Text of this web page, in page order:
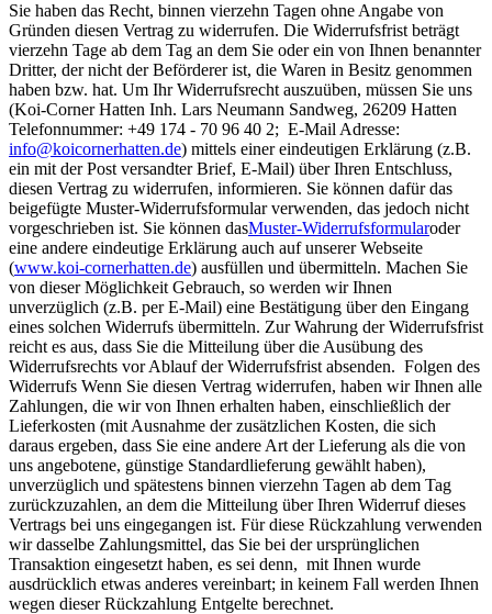
Sie haben das Recht, binnen vierzehn Tagen ohne Angabe von
Gründen diesen Vertrag zu widerrufen. Die Widerrufsfrist beträgt
vierzehn Tage ab dem Tag an dem Sie oder ein von Ihnen benannter
Dritter, der nicht der Beförderer ist, die Waren in Besitz genommen
haben bzw. hat. Um Ihr Widerrufsrecht auszuüben, müssen Sie uns
(Koi-Corner Hatten Inh. Lars Neumann Sandweg, 26209 Hatten
Telefonnummer: +49 174 - 70 96 40 2; E-Mail Adresse:
info@koicornerhatten.de) mittels einer eindeutigen Erklärung (z.B.
ein mit der Post versandter Brief, E-Mail) über Ihren Entschluss,
diesen Vertrag zu widerrufen, informieren. Sie können dafür das
beigefügte Muster-Widerrufsformular verwenden, das jedoch nicht
vorgeschrieben ist. Sie können dasMuster-Widerrufsformularoder
eine andere eindeutige Erklärung auch auf unserer Webseite
(www.koi-cornerhatten.de) ausfüllen und übermitteln. Machen Sie
von dieser Möglichkeit Gebrauch, so werden wir Ihnen
unverzüglich (z.B. per E-Mail) eine Bestätigung über den Eingang
eines solchen Widerrufs übermitteln. Zur Wahrung der Widerrufsfrist
reicht es aus, dass Sie die Mitteilung über die Ausübung des
Widerrufsrechts vor Ablauf der Widerrufsfrist absenden. Folgen des
Widerrufs Wenn Sie diesen Vertrag widerrufen, haben wir Ihnen alle
Zahlungen, die wir von Ihnen erhalten haben, einschließlich der
Lieferkosten (mit Ausnahme der zusätzlichen Kosten, die sich
daraus ergeben, dass Sie eine andere Art der Lieferung als die von
uns angebotene, günstige Standardlieferung gewählt haben),
unverzüglich und spätestens binnen vierzehn Tagen ab dem Tag
zurückzuzahlen, an dem die Mitteilung über Ihren Widerruf dieses
Vertrags bei uns eingegangen ist. Für diese Rückzahlung verwenden
wir dasselbe Zahlungsmittel, das Sie bei der ursprünglichen
Transaktion eingesetzt haben, es sei denn, mit Ihnen wurde
ausdrücklich etwas anderes vereinbart; in keinem Fall werden Ihnen
wegen dieser Rückzahlung Entgelte berechnet.